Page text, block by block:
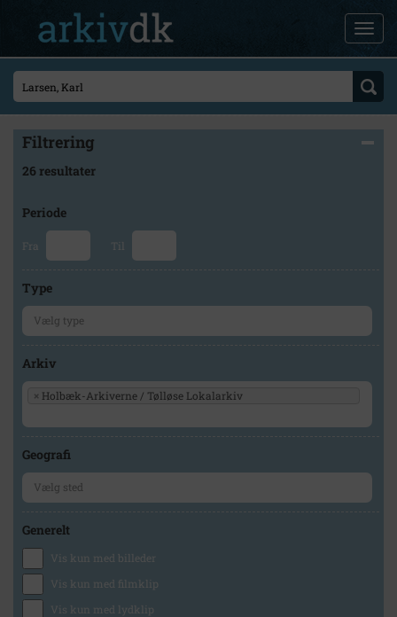
Filtrering
26 resultater
Periode
Fra Til
Type
Arkiv
× Holbæk-Arkiverne / Tølløse Lokalarkiv
Geografi
Generelt
Vis kun med billeder
Vis kun med filmklip
Vis kun med lydklip